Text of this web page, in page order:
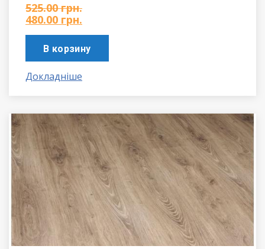
525.00грн.
480.00 грн.
В корзину
Докладніше